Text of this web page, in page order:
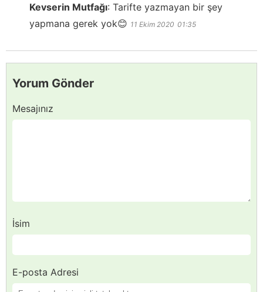
Kevserin Mutfağı: Tarifte yazmayan bir şey
yapmana gerek yok😊 11 Ekim 2020 01:35
Yorum Gönder
Mesajınız
İsim
E-posta Adresi